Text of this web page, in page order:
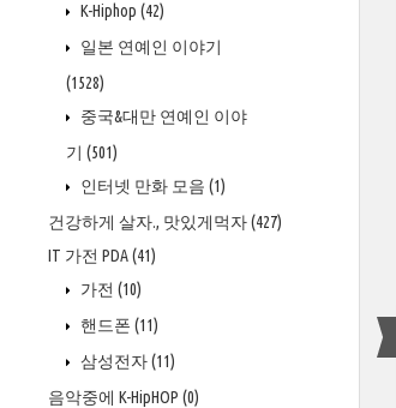
K-Hiphop (42)
일본 연예인 이야기
(1528)
중국&대만 연예인 이야
기 (501)
인터넷 만화 모음 (1)
건강하게 살자., 맛있게먹자(427)
IT 가전 PDA(41)
가전 (10)
핸드폰 (11)
삼성전자(11)
음악중에 K-HipHOP (0)